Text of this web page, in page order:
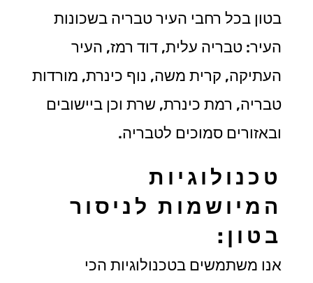
בטון בכל רחבי העיר טבריה בשכונות
העיר: טבריה עלית, דוד רמז, העיר
העתיקה, קרית משה, נוף כינרת, מורדות
טבריה, רמת כינרת, שרת וכן ביישובים
ובאזורים סמוכים לטבריה.
טכנולוגיות
המיושמות לניסור
בטון:
אנו משתמשים בטכנולוגיות הכי